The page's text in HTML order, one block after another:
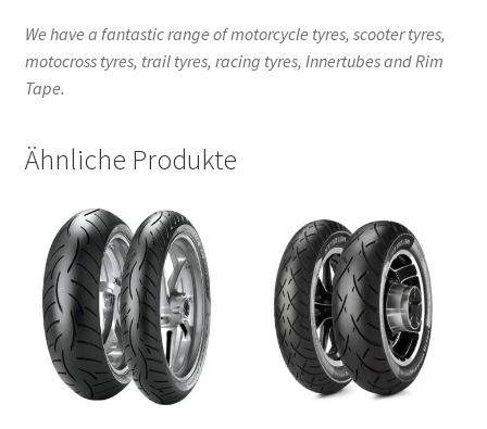
We have a fantastic range of motorcycle tyres, scooter tyres,
motocross tyres, trail tyres, racing tyres, Innertubes and Rim
Tape.
Ähnliche Produkte